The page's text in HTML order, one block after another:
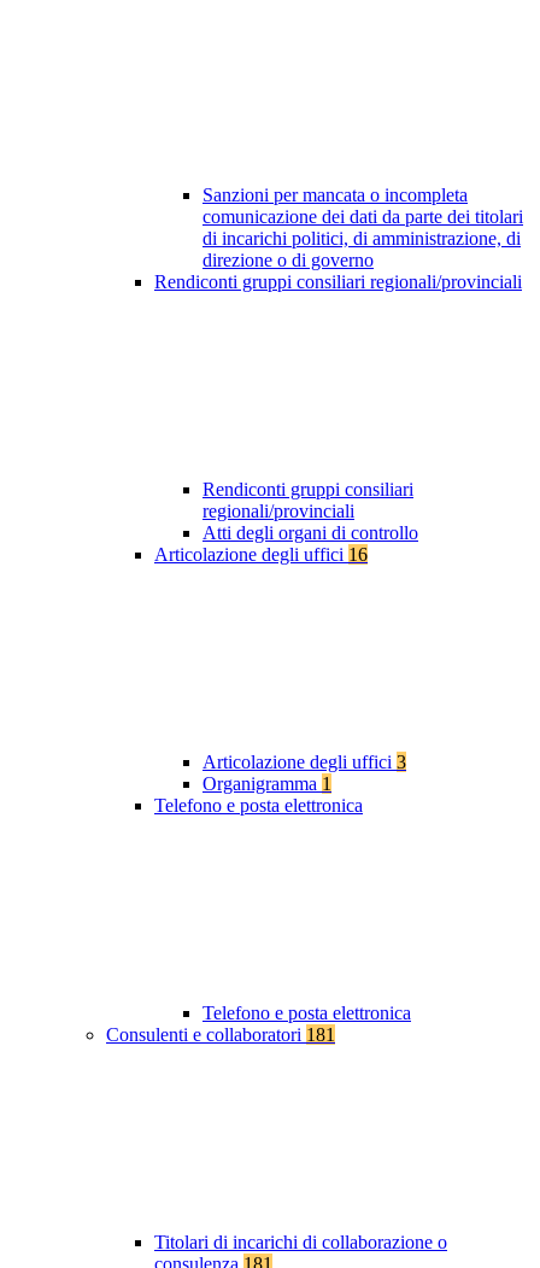
Sanzioni per mancata o incompleta
comunicazione dei dati da parte dei titolari
di incarichi politici, di amministrazione, di
direzione o di governo
Rendiconti gruppi consiliari regionali/provinciali
Rendiconti gruppi consiliari
regionali/provinciali
Atti degli organi di controllo
Articolazione degli uffici 16
Articolazione degli uffici 3
Organigramma 1
Telefono e posta elettronica
Telefono e posta elettronica
Consulenti e collaboratori 181
Titolari di incarichi di collaborazione o